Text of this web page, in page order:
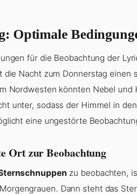
Optimale
für die Beobachtung der
die Nacht zum Donnerstag einen
Nordwesten könnten Nebel
unter, sodass der Himmel in
eine ungestörte
Ort zur Beobachtung
zu beobachten,
Dann steht das